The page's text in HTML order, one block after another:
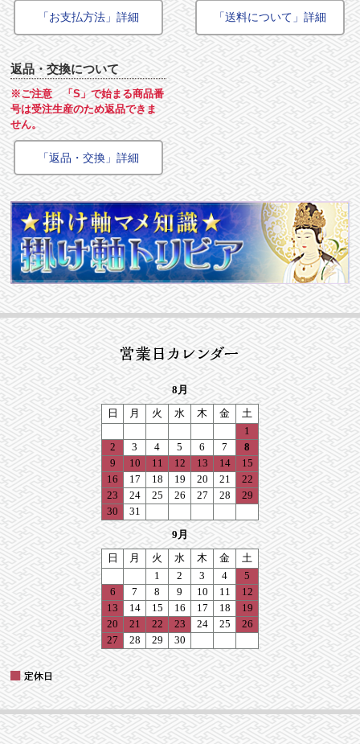
「お支払方法」詳細 「送料について」詳細
返品・交換について
※ご注意 「S」で始まる商品番
号は受注生産のため返品できま
せん。
「返品・交換」詳細